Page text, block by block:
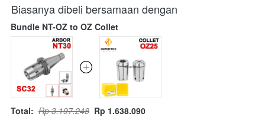
Biasanya dibeli bersamaan dengan
Bundle NT-OZ to OZ Collet
Total: Rp 3.197.248 Rp 1.638.090